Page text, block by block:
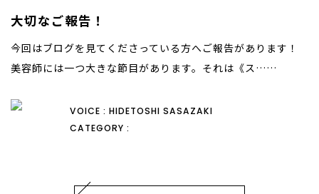
大切なご報告！
今回はブログを見てくださっている方へご報告があります！
美容師には一つ大きな節目があります。それは《ス……
VOICE : HIDETOSHI SASAZAKI
CATEGORY :